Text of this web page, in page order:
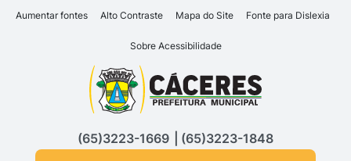
Seção de atalhos e links
Ir para o conteúdo [alt+1]
Ir para o rodapé [alt+4]
Aumentar fontes Alto Contraste Mapa do Site Fonte para Dislexia
Sobre Acessibilidade
Seção do menu principal
(65)3223-1669
(65)3223-1848